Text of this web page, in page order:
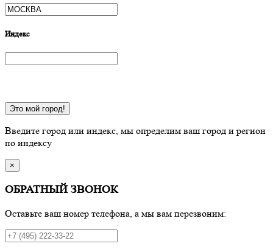
Индекс
Это мой город!
Введите город или индекс, мы определим ваш город и регион
по индексу
×
ОБРАТНЫЙ ЗВОНОК
Оставьте ваш номер телефона, а мы вам перезвоним: